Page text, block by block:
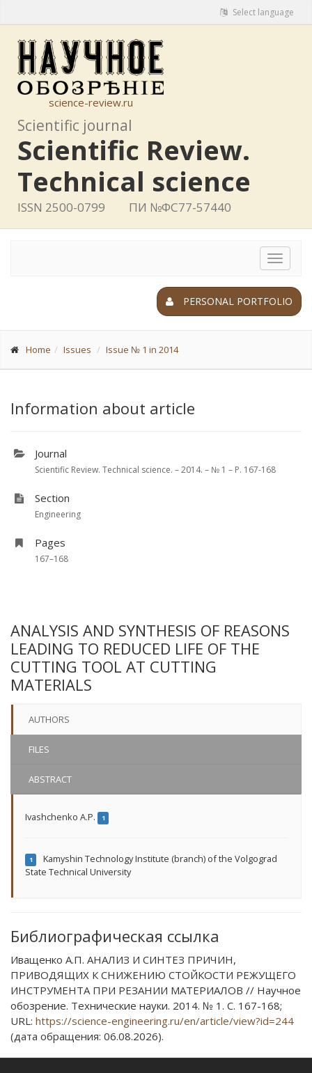
Select language
science-review.ru
Scientific journal
Scientific Review.
Technical science
ISSN 2500-0799 ПИ №ФС77-57440
Toggle
PERSONAL PORTFOLIO
Home Issues Issue № 1 in 2014
Information about article
Journal
Scientific Review. Technical science. – 2014. – № 1 – P. 167-168
Section
Engineering
Pages
167–168
ANALYSIS AND SYNTHESIS OF REASONS
LEADING TO REDUCED LIFE OF THE
CUTTING TOOL AT CUTTING
MATERIALS
AUTHORS
FILES
ABSTRACT
Ivashchenko A.P. 1
1
Kamyshin Technology Institute (branch) of the Volgograd
State Technical University
Библиографическая ссылка
Иващенко А.П. АНАЛИЗ И СИНТЕЗ ПРИЧИН,
ПРИВОДЯЩИХ К СНИЖЕНИЮ СТОЙКОСТИ РЕЖУЩЕГО
ИНСТРУМЕНТА ПРИ РЕЗАНИИ МАТЕРИАЛОВ // Научное
обозрение. Технические науки. 2014. № 1. С. 167-168;
URL: https://science-engineering.ru/en/article/view?id=244
(дата обращения: 06.08.2026).